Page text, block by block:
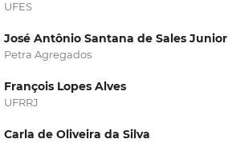
UFES
José Antônio Santana de Sales Junior
Petra Agregados
François Lopes Alves
UFRRJ
Carla de Oliveira da Silva